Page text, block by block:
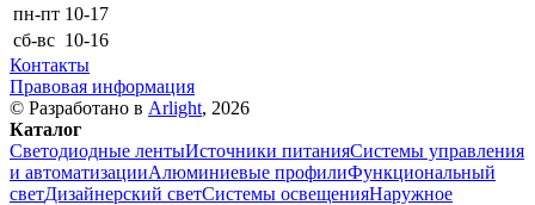
пн-пт 10-17
сб-вс 10-16
Контакты
Правовая информация
© Разработано в Arlight, 2026
Каталог
Светодиодные лентыИсточники питанияСистемы управления
и автоматизацииАлюминиевые профилиФункциональный
светДизайнерский светСистемы освещенияНаружное